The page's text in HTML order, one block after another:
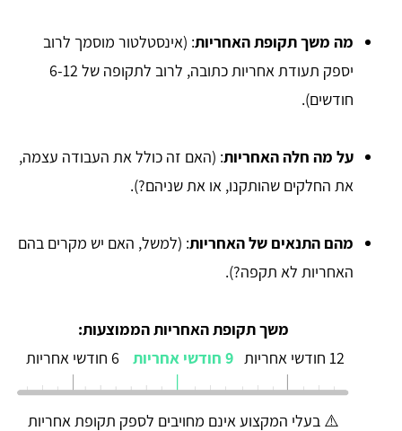
מה משך תקופת האחריות: (אינסטלטור מוסמך לרוב
יספק תעודת אחריות כתובה, לרוב לתקופה של 6-12
חודשים).
על מה חלה האחריות: (האם זה כולל את העבודה עצמה,
את החלקים שהותקנו, או את שניהם?).
מהם התנאים של האחריות: (למשל, האם יש מקרים בהם
האחריות לא תקפה?).
משך תקופת האחריות הממוצעות:
12 חודשי אחריות
9 חודשי אחריות 6 חודשי אחריות
⚠️ בעלי המקצוע אינם מחויבים לספק תקופת אחריות